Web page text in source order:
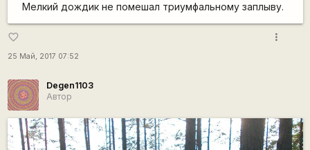
Мелкий дождик не помешал триумфальному заплыву.
favorite_border
25 Май, 2017 07:52
more_vert
Degen1103
Автор